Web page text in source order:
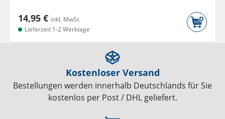
14,95 € inkl. MwSt.
Lieferzeit 1-2 Werktage
Kostenloser Versand
Bestellungen werden innerhalb Deutschlands für Sie
kostenlos per Post / DHL geliefert.